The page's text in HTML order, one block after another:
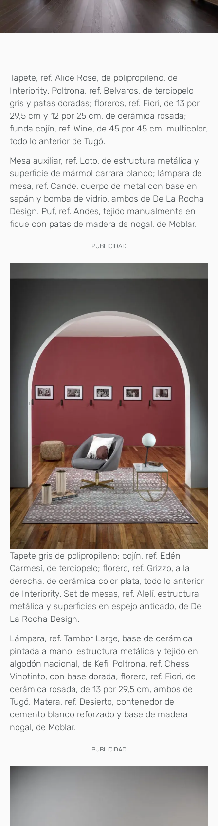
Tapete, ref. Alice Rose, de polipropileno, de
Interiority. Poltrona, ref. Belvaros, de terciopelo
gris y patas doradas; floreros, ref. Fiori, de 13 por
29,5 cm y 12 por 25 cm, de cerámica rosada;
funda cojín, ref. Wine, de 45 por 45 cm, multicolor,
todo lo anterior de Tugó.
Mesa auxiliar, ref. Loto, de estructura metálica y
superficie de mármol carrara blanco; lámpara de
mesa, ref. Cande, cuerpo de metal con base en
sapán y bomba de vidrio, ambos de De La Rocha
Design. Puf, ref. Andes, tejido manualmente en
fique con patas de madera de nogal, de Moblar.
PUBLICIDAD
Tapete gris de polipropileno; cojín, ref. Edén
Carmesí, de terciopelo; florero, ref. Grizzo, a la
derecha, de cerámica color plata, todo lo anterior
de Interiority. Set de mesas, ref. Alelí, estructura
metálica y superficies en espejo anticado, de De
La Rocha Design.
Lámpara, ref. Tambor Large, base de cerámica
pintada a mano, estructura metálica y tejido en
algodón nacional, de Kefi. Poltrona, ref. Chess
Vinotinto, con base dorada; florero, ref. Fiori, de
cerámica rosada, de 13 por 29,5 cm, ambos de
Tugó. Matera, ref. Desierto, contenedor de
cemento blanco reforzado y base de madera
nogal, de Moblar.
PUBLICIDAD